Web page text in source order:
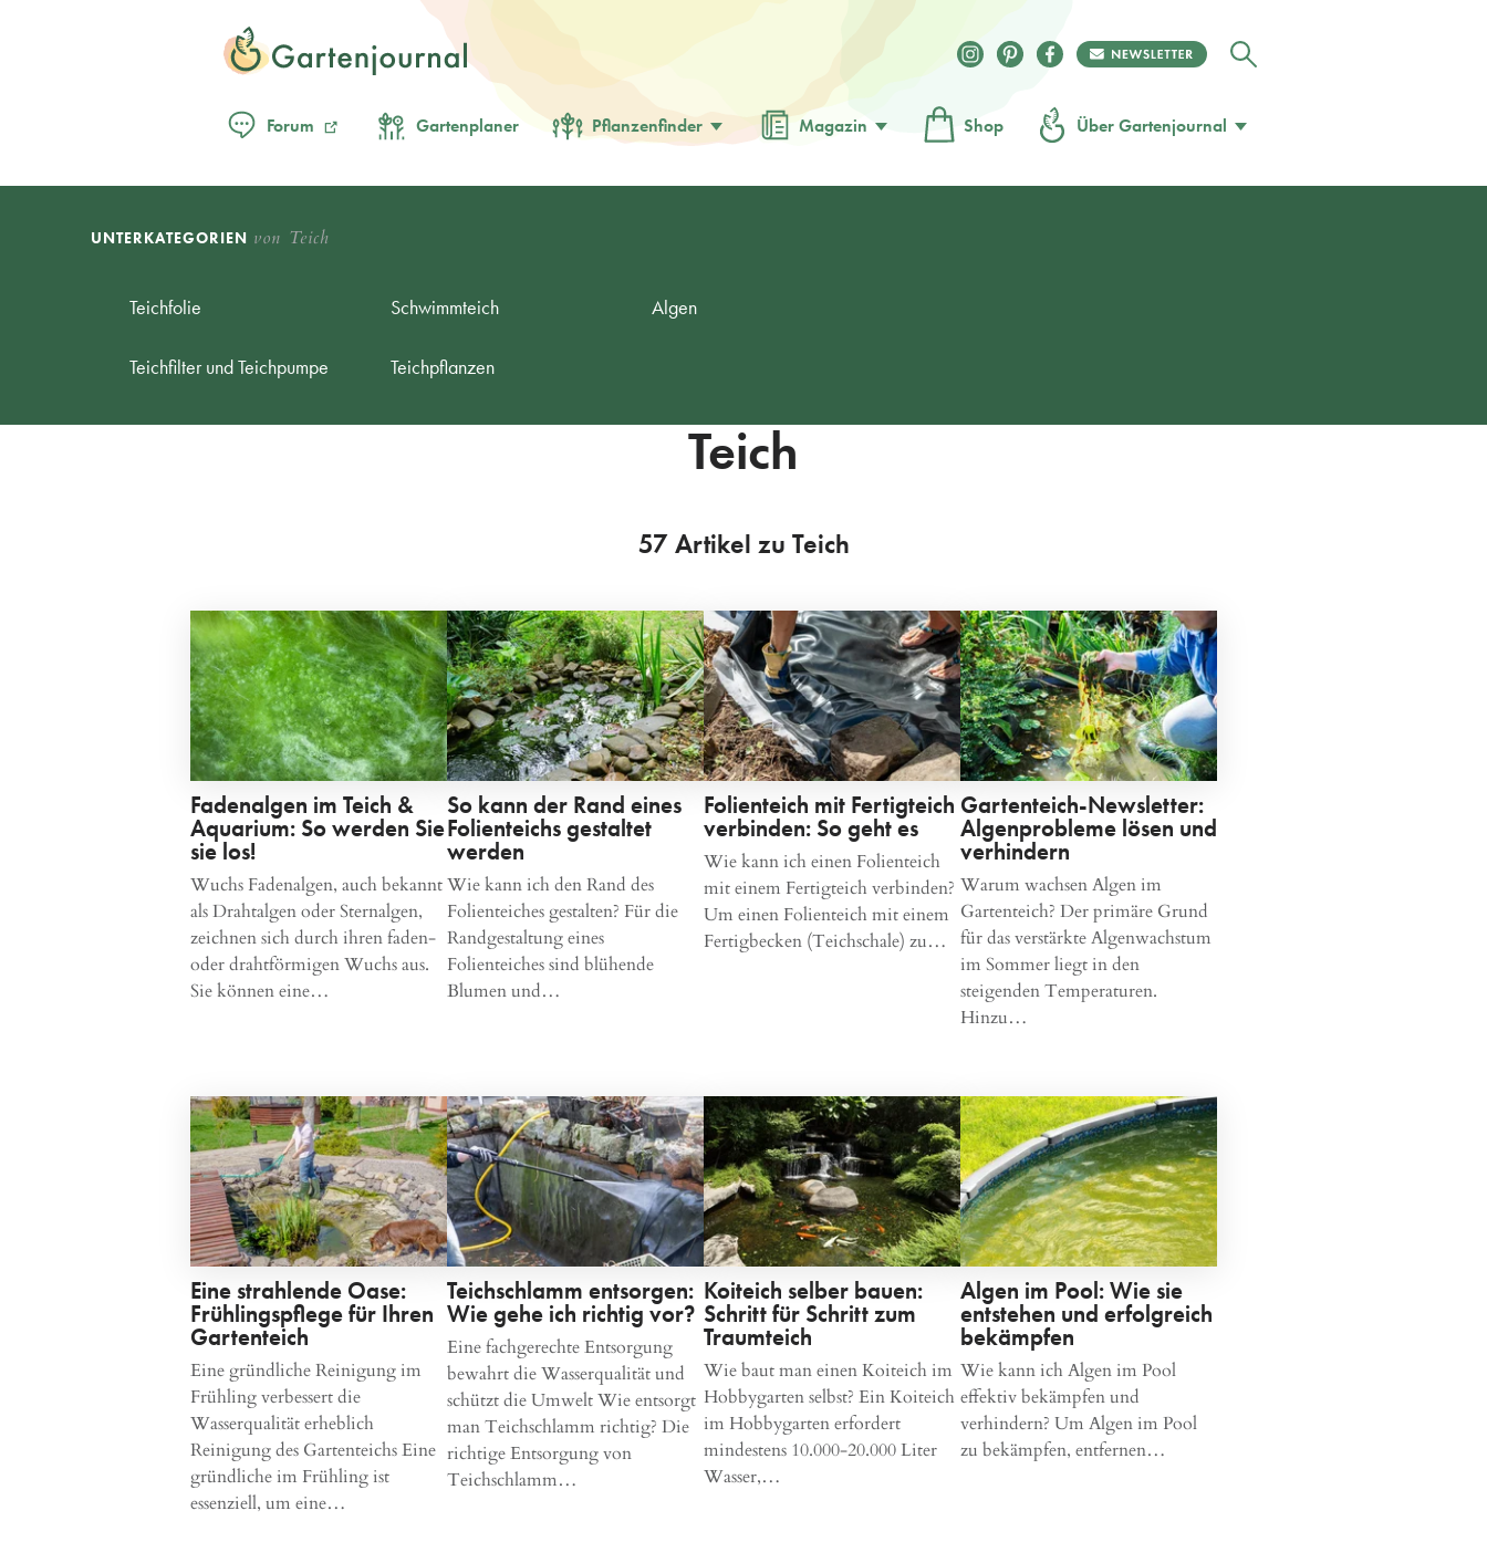
Forum Gartenplaner Pflanzenfinder Magazin Shop Über Gartenjournal
UNTERKATEGORIEN von Teich
Teichfolie
Teichfilter und Teichpumpe
Schwimmteich
Teichpflanzen
Algen
Teich
57 Artikel zu Teich
Fadenalgen im Teich &
Aquarium: So werden Sie
sie los!
Wuchs Fadenalgen, auch bekannt
als Drahtalgen oder Sternalgen,
zeichnen sich durch ihren faden-
oder drahtförmigen Wuchs aus.
Sie können eine…
So kann der Rand eines
Folienteichs gestaltet
werden
Wie kann ich den Rand des
Folienteiches gestalten? Für die
Randgestaltung eines
Folienteiches sind blühende
Blumen und…
Folienteich mit Fertigteich
verbinden: So geht es
Wie kann ich einen Folienteich
mit einem Fertigteich verbinden?
Um einen Folienteich mit einem
Fertigbecken (Teichschale) zu…
Gartenteich-Newsletter:
Algenprobleme lösen und
verhindern
Warum wachsen Algen im
Gartenteich? Der primäre Grund
für das verstärkte Algenwachstum
im Sommer liegt in den
steigenden Temperaturen.
Hinzu…
Eine strahlende Oase:
Frühlingspflege für Ihren
Gartenteich
Eine gründliche Reinigung im
Frühling verbessert die
Wasserqualität erheblich
Reinigung des Gartenteichs Eine
gründliche im Frühling ist
essenziell, um eine…
Teichschlamm entsorgen:
Wie gehe ich richtig vor?
Eine fachgerechte Entsorgung
bewahrt die Wasserqualität und
schützt die Umwelt Wie entsorgt
man Teichschlamm richtig? Die
richtige Entsorgung von
Teichschlamm…
Koiteich selber bauen:
Schritt für Schritt zum
Traumteich
Wie baut man einen Koiteich im
Hobbygarten selbst? Ein Koiteich
im Hobbygarten erfordert
mindestens 10.000-20.000 Liter
Wasser,…
Algen im Pool: Wie sie
entstehen und erfolgreich
bekämpfen
Wie kann ich Algen im Pool
effektiv bekämpfen und
verhindern? Um Algen im Pool
zu bekämpfen, entfernen…